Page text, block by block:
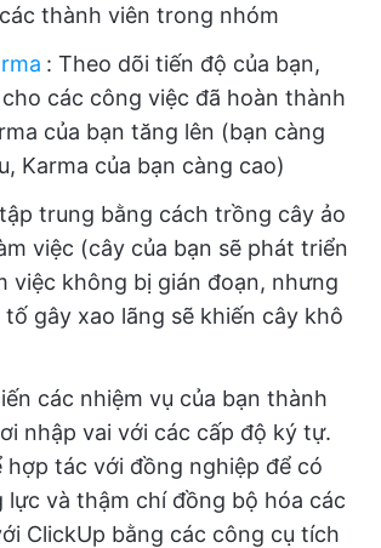
thành viên trong nhóm
: Theo dõi tiến độ của bạn,
các công việc đã hoàn thành
của bạn tăng lên (bạn càng
Karma của bạn càng cao)
trung bằng cách trồng cây ảo
việc (cây của bạn sẽ phát triển
việc không bị gián đoạn, nhưng
gây xao lãng sẽ khiến cây khô
các nhiệm vụ của bạn thành
nhập vai với các cấp độ ký tự.
hợp tác với đồng nghiệp để có
lực và thậm chí đồng bộ hóa các
ClickUp bằng các công cụ tích